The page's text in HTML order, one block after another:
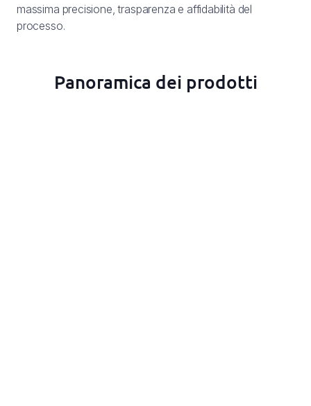
massima precisione, trasparenza e affidabilità del
processo.
Panoramica dei prodotti